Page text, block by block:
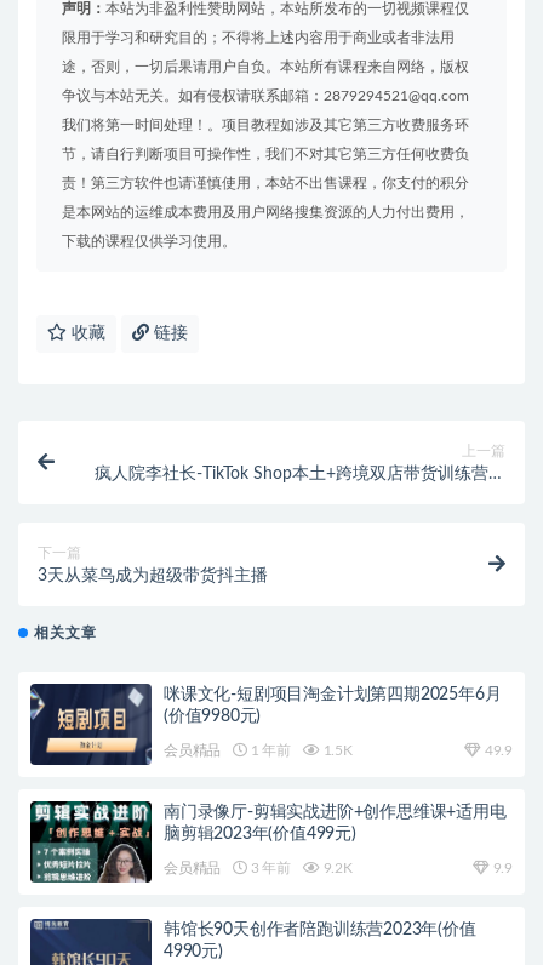
声明： 本站为非盈利性赞助网站，本站所发布的一切视频课程仅
限用于学习和研究目的；不得将上述内容用于商业或者非法用
途，否则，一切后果请用户自负。本站所有课程来自网络，版权
争议与本站无关。如有侵权请联系邮箱：2879294521@qq.com
我们将第一时间处理！。项目教程如涉及其它第三方收费服务环
节，请自行判断项目可操作性，我们不对其它第三方任何收费负
责！第三方软件也请谨慎使用，本站不出售课程，你支付的积分
是本网站的运维成本费用及用户网络搜集资源的人力付出费用，
下载的课程仅供学习使用。
收藏 链接
上一篇
疯人院李社长-TikTok Shop本土+跨境双店带货训练营第
下一篇
3天从菜鸟成为超级带货抖主播
相关文章
咪课文化-短剧项目淘金计划第四期2025年6月
(价值9980元)
会员精品 1 年前 1.5K 49.9
南门录像厅-剪辑实战进阶+创作思维课+适用电
脑剪辑2023年(价值499元)
会员精品 3 年前 9.2K 9.9
韩馆长90天创作者陪跑训练营2023年(价值
4990元)